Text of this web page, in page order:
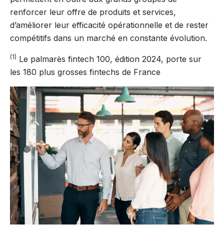
renforcer leur offre de produits et services,
d’améliorer leur efficacité opérationnelle et de rester
compétitifs dans un marché en constante évolution.
(1) Le palmarès fintech 100, édition 2024, porte sur
les 180 plus grosses fintechs de France